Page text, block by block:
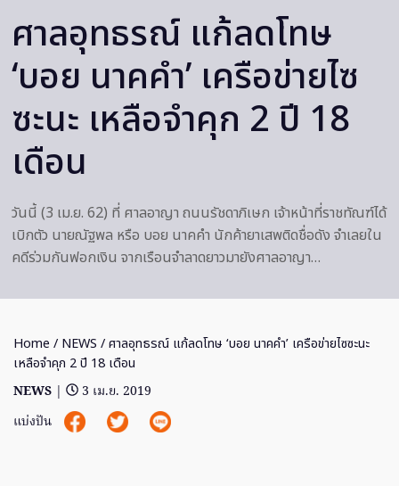
ศาลอุทธรณ์ แก้ลดโทษ
‘บอย นาคคำ’ เครือข่ายไซ
ซะนะ เหลือจำคุก 2 ปี 18
เดือน
วันนี้ (3 เม.ย. 62) ที่ ศาลอาญา ถนนรัชดาภิเษก เจ้าหน้าที่ราชทัณฑ์ได้
เบิกตัว นายณัฐพล หรือ บอย นาคคำ นักค้ายาเสพติดชื่อดัง จำเลยใน
คดีร่วมกันฟอกเงิน จากเรือนจำลาดยาวมายังศาลอาญา…
Home / NEWS / ศาลอุทธรณ์ แก้ลดโทษ ‘บอย นาคคำ’ เครือข่ายไซซะนะ
เหลือจำคุก 2 ปี 18 เดือน
NEWS |
3 เม.ย. 2019
แบ่งปัน